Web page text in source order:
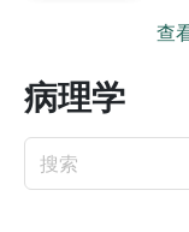
查
病理学